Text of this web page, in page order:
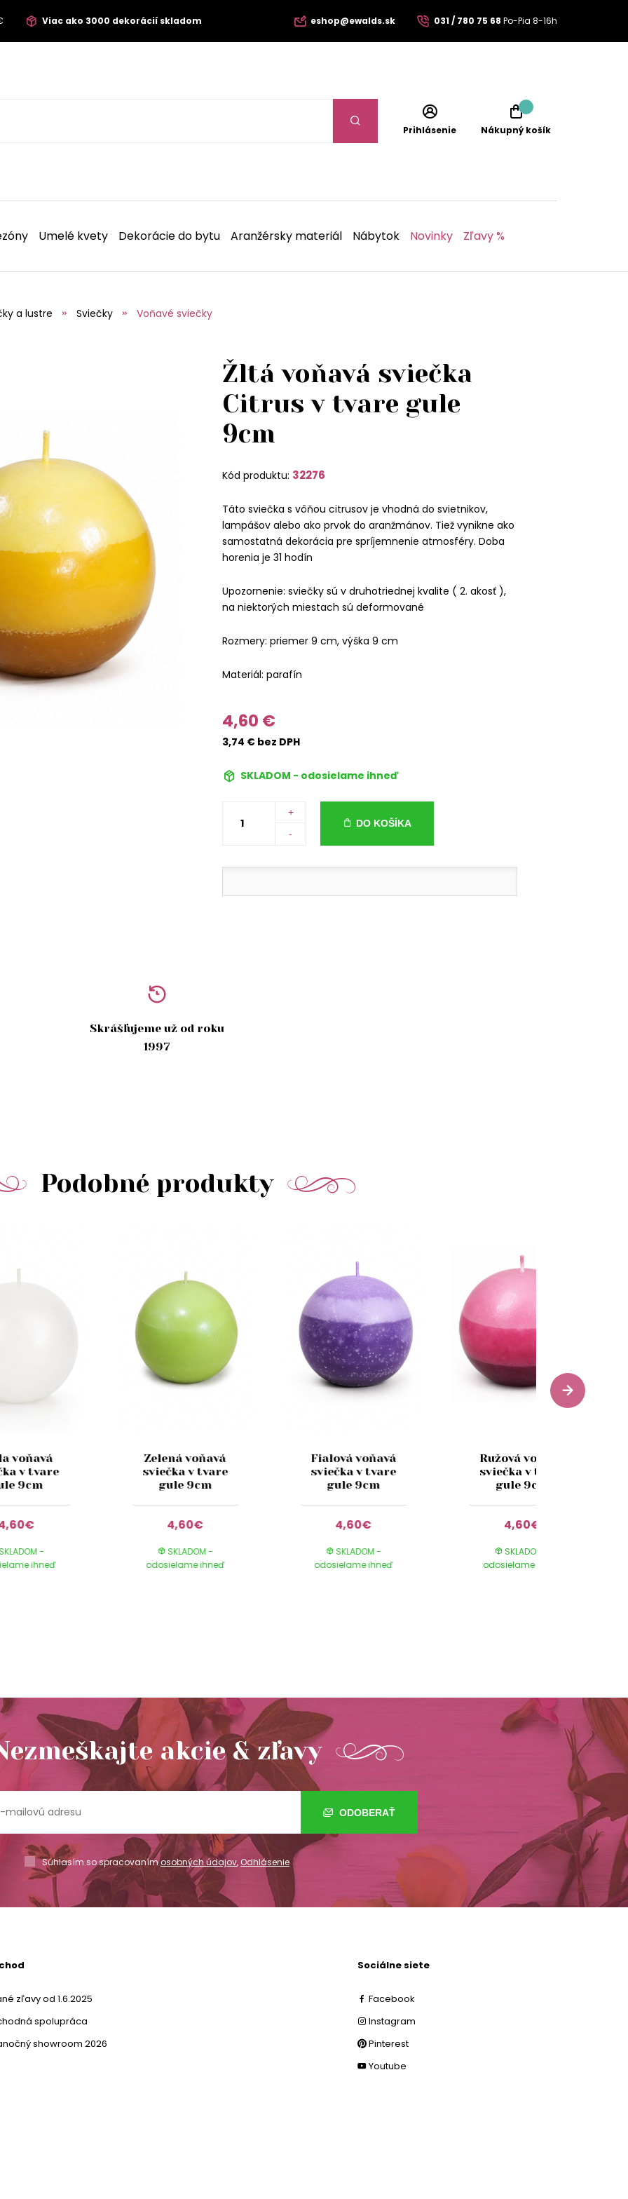
Viac ako 3000 dekorácií skladom eshop@ewalds.sk 031 / 780 75 68 Po-Pia 8-16h
Prihlásenie Nákupný košík
Umelé kvety Dekorácie do bytu Aranžérsky materiál Nábytok Novinky Zľavy %
a lustre Sviečky Voňavé sviečky
Žltá voňavá sviečka
Citrus v tvare gule
9cm
Kód produktu: 32276
Táto sviečka s vôňou citrusov je vhodná do svietnikov,
lampášov alebo ako prvok do aranžmánov. Tiež vynikne ako
samostatná dekorácia pre spríjemnenie atmosféry. Doba
horenia je 31 hodín
Upozornenie: sviečky sú v druhotriednej kvalite ( 2. akosť ),
na niektorých miestach sú deformované
Rozmery: priemer 9 cm, výška 9 cm
Materiál: parafín
4,60 €
3,74 € bez DPH
SKLADOM - odosielame ihneď
+
-
DO KOŠÍKA
Skrášľujeme už od roku
1997
Podobné produkty
voňavá
v tvare
9cm
SKLADOM -
ihneď
Zelená voňavá
sviečka v tvare
gule 9cm
4,60€
SKLADOM -
odosielame ihneď
Fialová voňavá
sviečka v tvare
gule 9cm
4,60€
SKLADOM -
odosielame ihneď
Ružová voňavá
sviečka v tvare
gule 9cm
4,60€
SKLADOM -
odosielame ihneď
akcie & zľavy
ODOBERAŤ
Súhlasím so spracovanímosobných údajov,Odhlásenie
zľavy od 1.6.2025
spolupráca
showroom 2026
Sociálne siete
Facebook
Instagram
Pinterest
Youtube